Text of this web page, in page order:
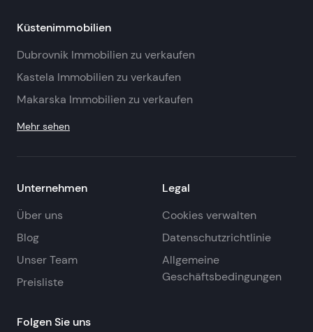
Küstenimmobilien
Dubrovnik Immobilien zu verkaufen
Kastela Immobilien zu verkaufen
Makarska Immobilien zu verkaufen
Mehr sehen
Unternehmen
Über uns
Blog
Unser Team
Preisliste
Legal
Cookies verwalten
Datenschutzrichtlinie
Allgemeine
Geschäftsbedingungen
Folgen Sie uns